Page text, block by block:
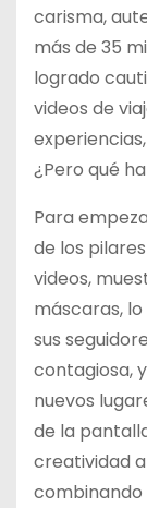
carisma,
más de 35
logrado
videos de
¿Pero qué
Para
de los
videos,
máscaras,
sus
contagiosa,
nuevos
de la
creatividad
combinando